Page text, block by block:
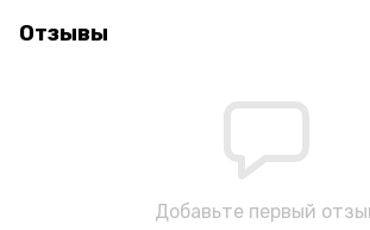
Отзывы
Добавьте первый